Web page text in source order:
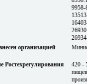
организацией
Ростехрегулирования
420 -